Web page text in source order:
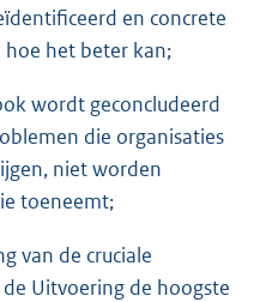
en concrete
het beter kan;
wordt geconcludeerd
die organisaties
niet worden
toeneemt;
van de cruciale
Uitvoering de hoogste